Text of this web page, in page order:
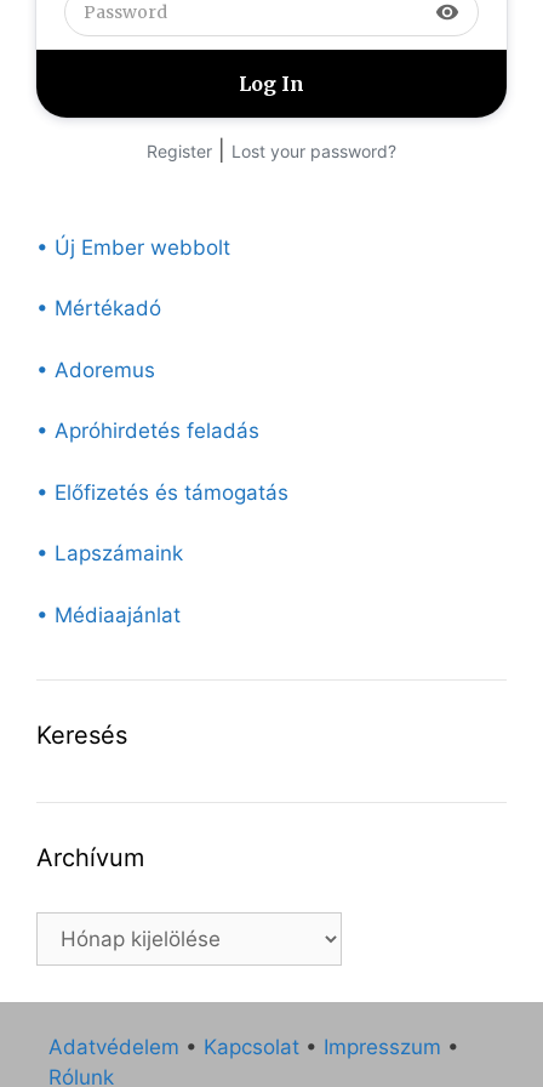
visibility
Register Lost your password?
• Új Ember webbolt
• Mértékadó
• Adoremus
• Apróhirdetés feladás
• Előfizetés és támogatás
• Lapszámaink
• Médiaajánlat
Keresés
Archívum
Archívum
Adatvédelem • Kapcsolat • Impresszum •
Rólunk